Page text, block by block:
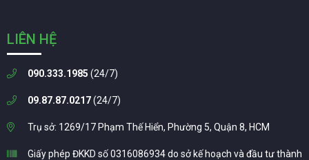
LIÊN HỆ
090.333.1985 (24/7)
09.87.87.0217(24/7)
Trụ sở: 1269/17 Phạm Thế Hiển, Phường 5, Quận 8, HCM
Giấy phép ĐKKD số 0316086934 do sở kế hoạch và đầu tư thành